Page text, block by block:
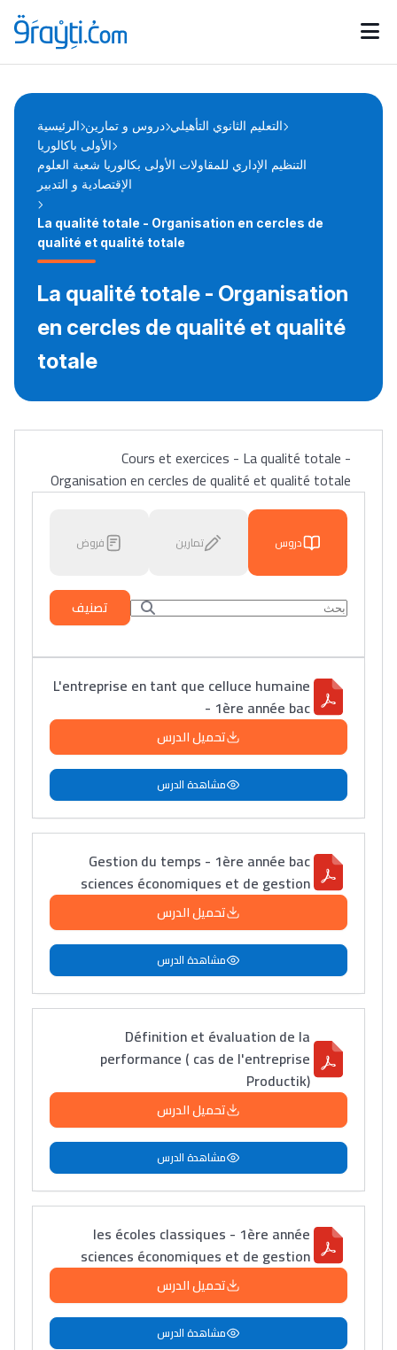
Catégories
d'actualités
Annonces bourses
الرئيسية دروس و تمارين التعليم الثانوي التأهيلي
الأولى باكالوريا
التنظيم الإداري للمقاولات الأولى بكالوريا شعبة العلوم
الإقتصادية و التدبير
La qualité totale - Organisation en cercles de
qualité et qualité totale
La qualité totale - Organisation
en cercles de qualité et qualité
totale
Cours et exercices - La qualité totale -
Organisation en cercles de qualité et qualité totale
دروس تمارين فروض
تصنيف
L'entreprise en tant que celluce humaine
- 1ère année bac
تحميل الدرس
مشاهدة الدرس
Gestion du temps - 1ère année bac
sciences économiques et de gestion
تحميل الدرس
مشاهدة الدرس
Définition et évaluation de la
performance ( cas de l'entreprise
Productik)
تحميل الدرس
مشاهدة الدرس
les écoles classiques - 1ère année
sciences économiques et de gestion
تحميل الدرس
مشاهدة الدرس